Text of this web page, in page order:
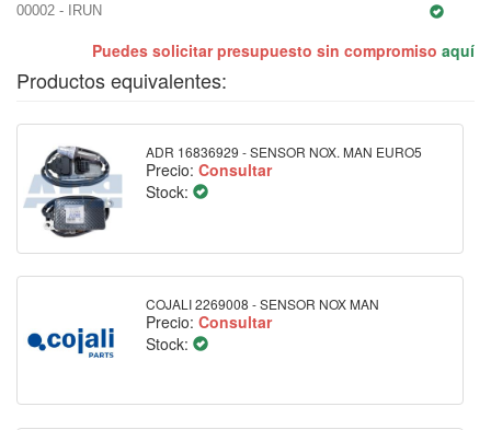
00002 - IRUN
Puedes solicitar presupuesto sin compromiso aquí
Productos equivalentes:
ADR 16836929 - SENSOR NOX. MAN EURO5
Precio: Consultar
Stock:
COJALI 2269008 - SENSOR NOX MAN
Precio: Consultar
Stock: